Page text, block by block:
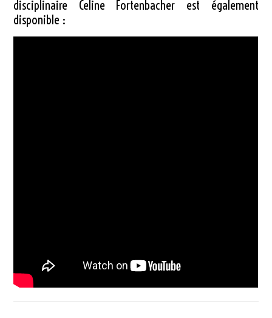
disciplinaire Celine Fortenbacher est également
disponible :